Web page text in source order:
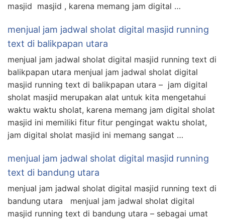
masjid masjid , karena memang jam digital …
menjual jam jadwal sholat digital masjid running
text di balikpapan utara
menjual jam jadwal sholat digital masjid running text di
balikpapan utara menjual jam jadwal sholat digital
masjid running text di balikpapan utara – jam digital
sholat masjid merupakan alat untuk kita mengetahui
waktu waktu sholat, karena memang jam digital sholat
masjid ini memiliki fitur fitur pengingat waktu sholat,
jam digital sholat masjid ini memang sangat …
menjual jam jadwal sholat digital masjid running
text di bandung utara
menjual jam jadwal sholat digital masjid running text di
bandung utara menjual jam jadwal sholat digital
masjid running text di bandung utara – sebagai umat